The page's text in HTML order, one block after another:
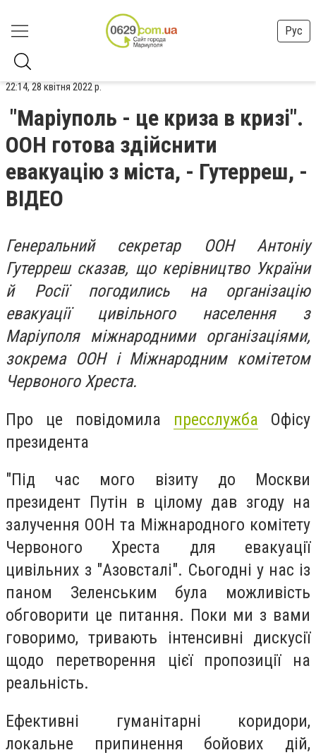
Рус
22:14, 28 квітня 2022 р.
"Маріуполь - це криза в кризі".
ООН готова здійснити
евакуацію з міста, - Гутерреш, -
ВІДЕО
Генеральний секретар ООН Антоніу
Гутерреш сказав, що керівництво України
й Росії погодились на організацію
евакуації цивільного населення з
Маріуполя міжнародними організаціями,
зокрема ООН і Міжнародним комітетом
Червоного Хреста.
Про це повідомила пресслужба Офісу
президента
"Під час мого візиту до Москви
президент Путін в цілому дав згоду на
залучення ООН та Міжнародного комітету
Червоного Хреста для евакуації
цивільних з "Азовсталі". Сьогодні у нас із
паном Зеленським була можливість
обговорити це питання. Поки ми з вами
говоримо, тривають інтенсивні дискусії
щодо перетворення цієї пропозиції на
реальність.
Ефективні гуманітарні коридори,
локальне припинення бойових дій,